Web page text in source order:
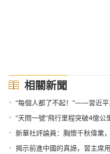
相關新聞
• “每個人都了不起！”——習近平主
• “天問一號”飛行里程突破4億公
• 新華社評論員：胸懷千秋偉業
• 揭示前進中國的真諦，習主席